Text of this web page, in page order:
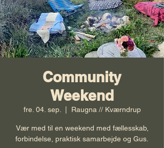
Community
Weekend
fre. 04. sep. Raugna // Kværndrup
Vær med til en weekend med fællesskab,
forbindelse, praktisk samarbejde og Gus.